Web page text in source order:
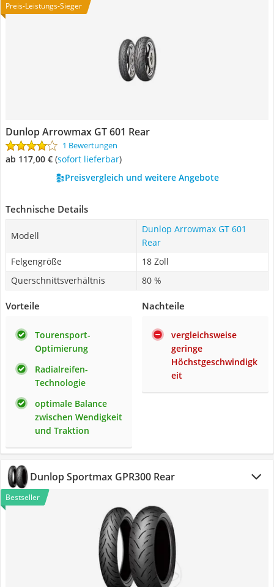
Preis-Leistungs-Sieger
Dunlop Arrowmax GT 601 Rear
1 Bewertungen
ab 117,00 € ( Sofort lieferbar)
Preisvergleich und weitere Angebote
Technische Details
Modell
Dunlop Arrowmax GT 601
Rear
Felgengröße
18 Zoll
Querschnittsverhältnis
80 %
Vorteile
Tourensport-
Optimierung
Radialreifen-
Technologie
optimale Balance
zwischen Wendigkeit
und Traktion
Nachteile
vergleichsweise
geringe
Höchstgeschwindigk
eit
Dunlop Sportmax GPR300 Rear
Bestseller